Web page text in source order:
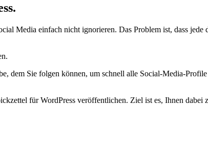
Media einfach nicht ignorieren. Das Problem ist, dass
dem Sie folgen können, um schnell alle Social-Media-
für WordPress veröffentlichen. Ziel ist es, Ihnen